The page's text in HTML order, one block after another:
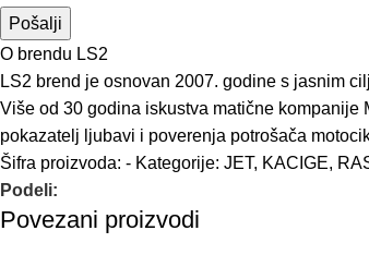
O brendu LS2
LS2 brend je osnovan 2007. godine s jasnim
Više od 30 godina iskustva matične
pokazatelj ljubavi i poverenja potrošača
Šifra proizvoda: - Kategorije: JET, KACIGE,
Podeli:
Povezani proizvodi